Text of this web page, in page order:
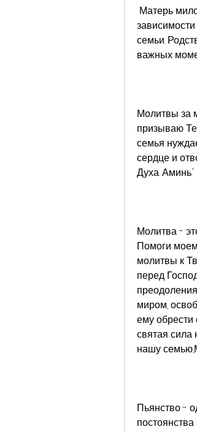
семьи.
важных
Молитвы за
призываю
семья
сердце и
Духа. Аминь.'
Молитва -
Помоги
молитвы к
перед
миром,
ему обрести
святая сила
нашу
Пьянство -